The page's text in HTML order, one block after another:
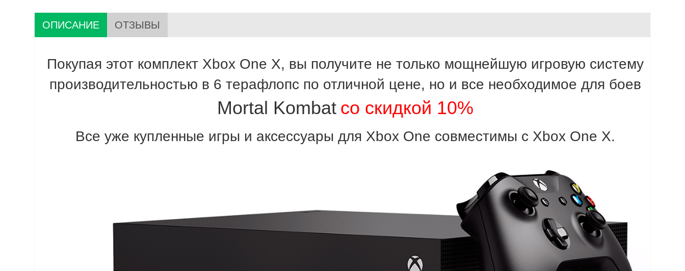
ОПИСАНИЕ ОТЗЫВЫ
Покупая этот комплект Xbox One X, вы получите не только мощнейшую игровую систему
производительностью в 6 терафлопс по отличной цене, но и все необходимое для боев
Mortal Kombat со скидкой 10%
Все уже купленные игры и аксессуары для Xbox One совместимы с Xbox One X.